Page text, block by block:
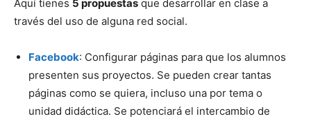
Aquí tienes 5 propuestas que desarrollar en clase a
través del uso de alguna red social.
Facebook: Configurar páginas para que los alumnos
presenten sus proyectos. Se pueden crear tantas
páginas como se quiera, incluso una por tema o
unidad didáctica. Se potenciará el intercambio de